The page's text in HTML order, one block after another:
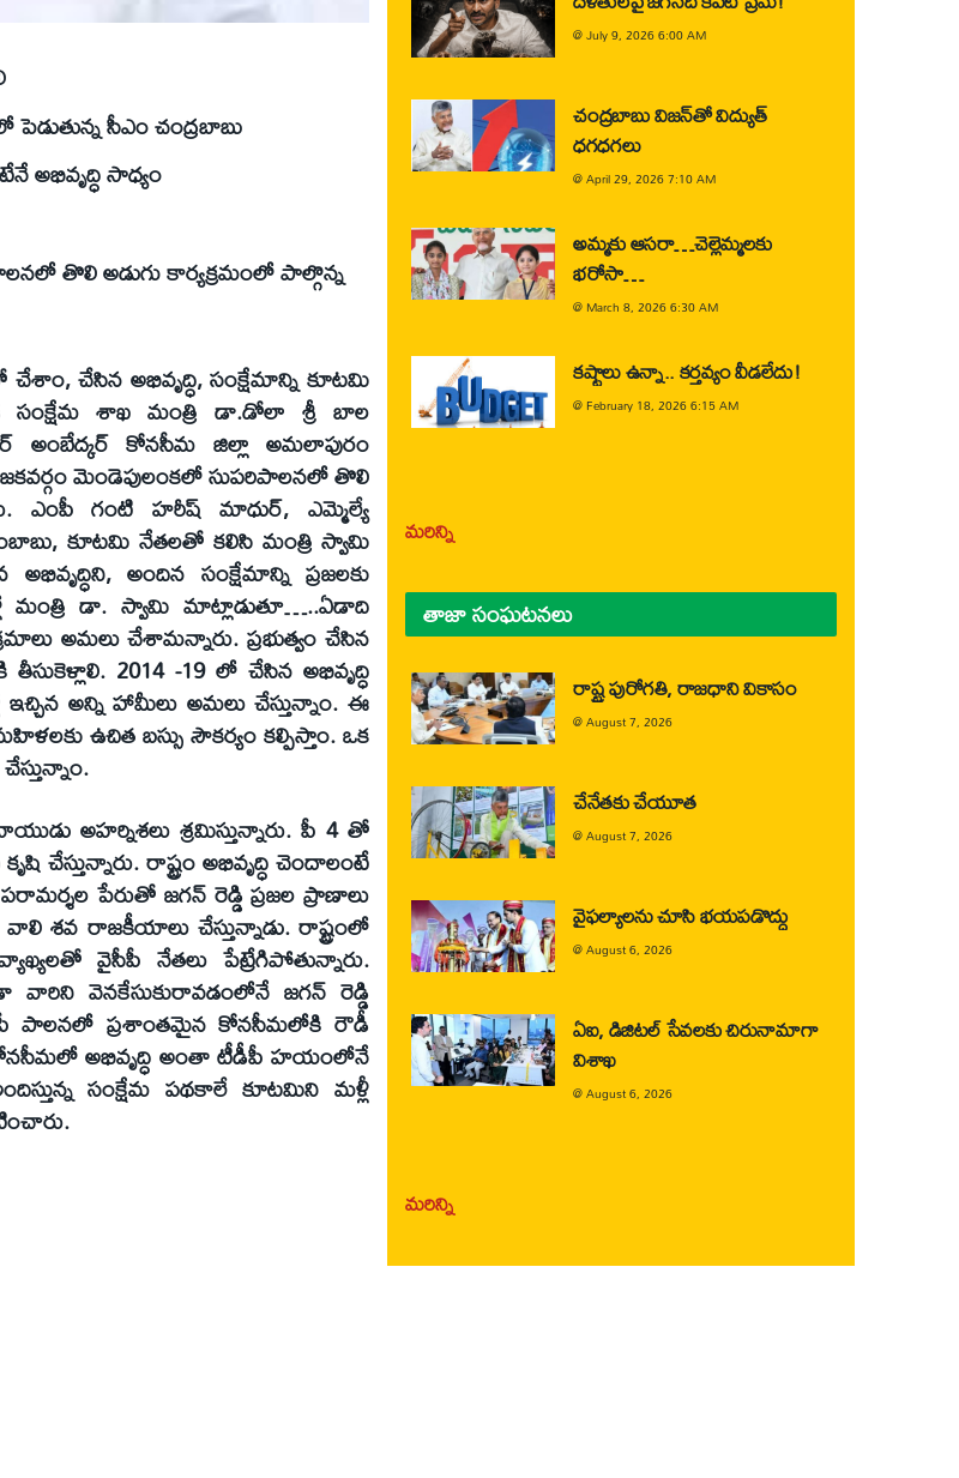
పెడుతున్న సీఎం చంద్రబాబు
అభివృద్ధి సాధ్యం
తొలి అడుగు కార్యక్రమంలో పాల్గొన్న
చేసిన అభివృద్ధి, సంక్షేమాన్ని కూటమి
సంక్షేమ శాఖ మంత్రి డా.డోలా శ్రీ బాల
అంబేద్కర్‌ కోనసీమ జిల్లా అమలాపురం
మెండెపులంకలో సుపరిపాలనలో తొలి
ఎంపీ గంటి హరీష్‌ మాధుర్‌, ఎమ్మెల్యే
కూటమి నేతలతో కలిసి మంత్రి స్వామి
అందిన సంక్షేమాన్ని ప్రజలకు
మంత్రి డా. స్వామి మాట్లాడుతూ…..ఏడాది
అమలు చేశామన్నారు. ప్రభుత్వం చేసిన
తీసుకెళ్లాలి. 2014 -19 లో చేసిన అభివృద్ధి
అన్ని హామీలు అమలు చేస్తున్నాం. ఈ
ఉచిత బస్సు సౌకర్యం కల్పిస్తాం. ఒక
అహర్నిశలు శ్రమిస్తున్నారు. పీ 4 తో
రాష్ట్రం అభివృద్ధి చెందాలంటే
పేరుతో జగన్‌ రెడ్డి ప్రజల ప్రాణాలు
శవ రాజకీయాలు చేస్తున్నాడు. రాష్ట్రంలో
వైసీపీ నేతలు పేట్రేగిపోతున్నారు.
వెనకేసుకురావడంలోనే జగన్‌ రెడ్డి
పాలనలో ప్రశాంతమైన కోనసీమలోకి రౌడీ
కోనసీమలో అభివృద్ధి అంతా టీడీపీ హయంలోనే
సంక్షేమ పథకాలే కూటమిని మళ్లీ
@July 9, 2026 6:00 AM
చంద్రబాబు విజన్‌తో విద్యుత్
ధగధగలు
@April 29, 2026 7:10 AM
అమ్మకు ఆసరా…చెల్లెమ్మలకు
భరోసా…
@ March 8, 2026 6:30 AM
కష్టాలు ఉన్నా.. కర్తవ్యం వీడలేదు!
@February 18, 2026 6:15 AM
మరిన్ని
తాజా సంఘటనలు
రాష్ట్ర పురోగతి, రాజధాని వికాసం
@August 7, 2026
చేనేతకు చేయూత
@August 7, 2026
వైఫల్యాలను చూసి భయపడొద్దు
@August 6, 2026
ఏఐ, డిజిటల్ సేవలకు చిరునామాగా
విశాఖ
@August 6, 2026
మరిన్ని